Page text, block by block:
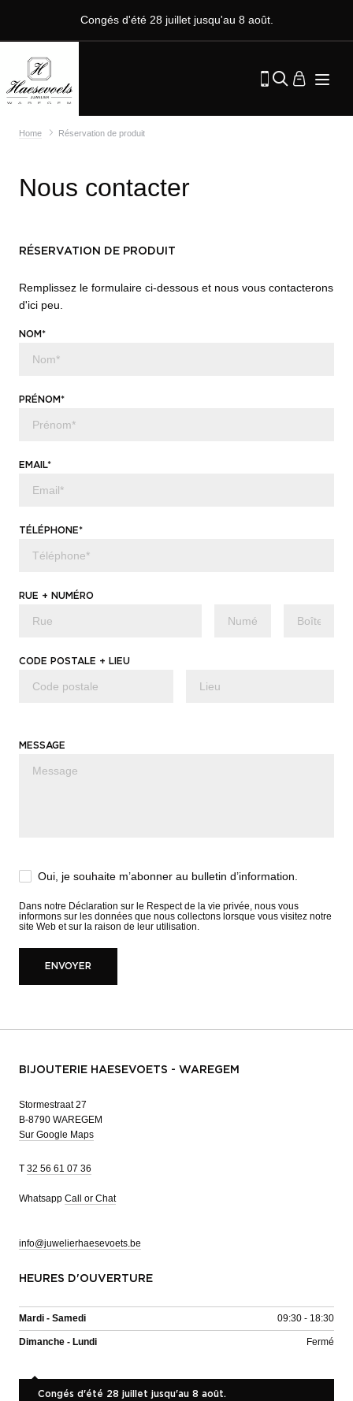
Congés d'été 28 juillet jusqu'au 8 août.
Home Réservation de produit
Nous contacter
RÉSERVATION DE PRODUIT
Remplissez le formulaire ci-dessous et nous vous contacterons
d'ici peu.
NOM*
PRÉNOM*
EMAIL*
TÉLÉPHONE*
RUE + NUMÉRO
CODE POSTALE + LIEU
MESSAGE
Oui, je souhaite m’abonner au bulletin d’information.
Dans notre Déclaration sur le Respect de la vie privée , nous vous
informons sur les données que nous collectons lorsque vous visitez notre
site Web et sur la raison de leur utilisation.
ENVOYER
BIJOUTERIE HAESEVOETS - WAREGEM
Stormestraat 27
B-8790 WAREGEM
Sur Google Maps
T 32 56 61 07 36
Whatsapp Call or Chat
info@juwelierhaesevoets.be
HEURES D'OUVERTURE
Mardi - Samedi 09:30 - 18:30
Dimanche - Lundi Fermé
Congés d'été 28 juillet jusqu'au 8 août.